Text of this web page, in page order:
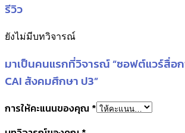
รีวิว
ยังไม่มีบทวิจารณ์
มาเป็นคนแรกที่วิจารณ์ “ซอฟต์แวร์สื่อ
CAI สังคมศึกษา ป3”
การให้คะแนนของคุณ *